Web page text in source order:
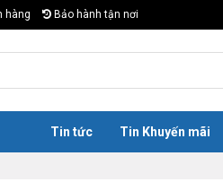
hàng Bảo hành tận nơi
Tin tức Tin Khuyến mãi